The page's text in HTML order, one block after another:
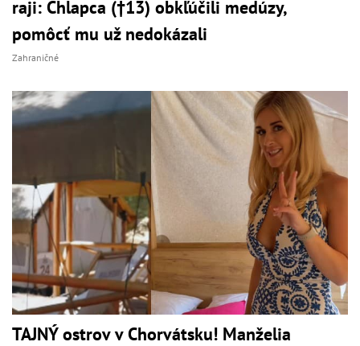
raji: Chlapca (†13) obkľúčili medúzy,
pomôcť mu už nedokázali
Zahraničné
TAJNÝ ostrov v Chorvátsku! Manželia